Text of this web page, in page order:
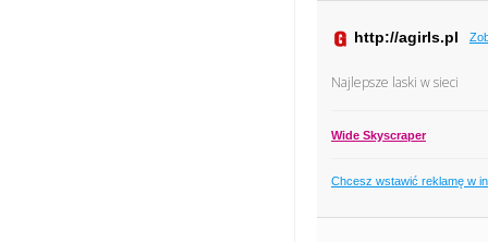
http://agirls.pl
Najlepsze laski w sieci
Wide Skyscraper
Chcesz wstawić reklamę w